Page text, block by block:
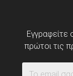
Εγγραφείτε
πρώτοι τις